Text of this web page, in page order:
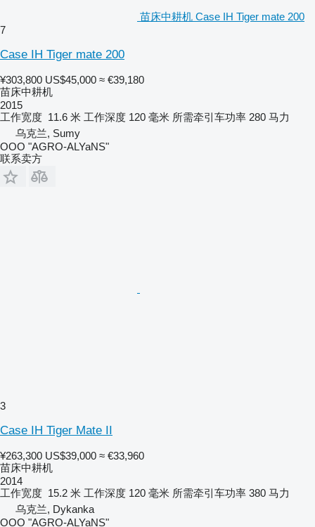
苗床中耕机 Case IH Tiger mate 200
7
Case IH Tiger mate 200
¥303,800 US$45,000 ≈ €39,180
苗床中耕机
2015
工作宽度 11.6 米 工作深度 120 毫米 所需牵引车功率 280 马力
乌克兰, Sumy
OOO "AGRO-ALYaNS"
联系卖方
3
Case IH Tiger Mate II
¥263,300 US$39,000 ≈ €33,960
苗床中耕机
2014
工作宽度 15.2 米 工作深度 120 毫米 所需牵引车功率 380 马力
乌克兰, Dykanka
OOO "AGRO-ALYaNS"